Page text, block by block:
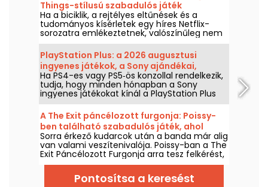
Things-stílusú szabadulós játék
Poissyban
Ha a biciklik, a rejtélyes eltűnések és a
tudományos kísérletek egy híres Netflix-
sorozatra emlékeztetnek, valószínűleg nem
véletlen ez. Poissy-ben a The Exit Stranger
Room című játék az adott univerzumból
merít, és egy csapatban megoldandó
nyomozást kínál.
PlayStation Plus: a 2026 augusztusi
ingyenes játékok, a Sony ajándékai,
amelyeket érdemes nem kihagyni
Ha PS4-es vagy PS5‑ös konzollal rendelkezik,
tudja, hogy minden hónapban a Sony
ingyenes játékokat kínál a PlayStation Plus
előfizetőinek. Akkor mik lesznek az
augusztusi, 2026-os ingyenes játékok?
Ismerje meg a hónap kínálatát.
A The Exit páncélozott furgonja: Poissy-
ben található szabadulós játék, ahol
végre sikerülhet a kalandod.
Sorra érkező kudarcok után a banda már alig
van valami veszítenivalója. Poissy-ban a The
Exit Páncélozott Furgonja arra tesz felkérést,
hogy egy rablást vezess, amely egy
maffiafőnök vagyonának megszerzésére
Pontosítsa a keresést